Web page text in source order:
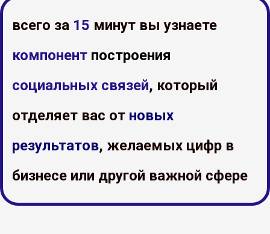
всего за 15 минут вы узнаете
компонент построения
социальных связей, который
отделяет вас от новых
результатов, желаемых цифр в
бизнесе или другой важной сфере